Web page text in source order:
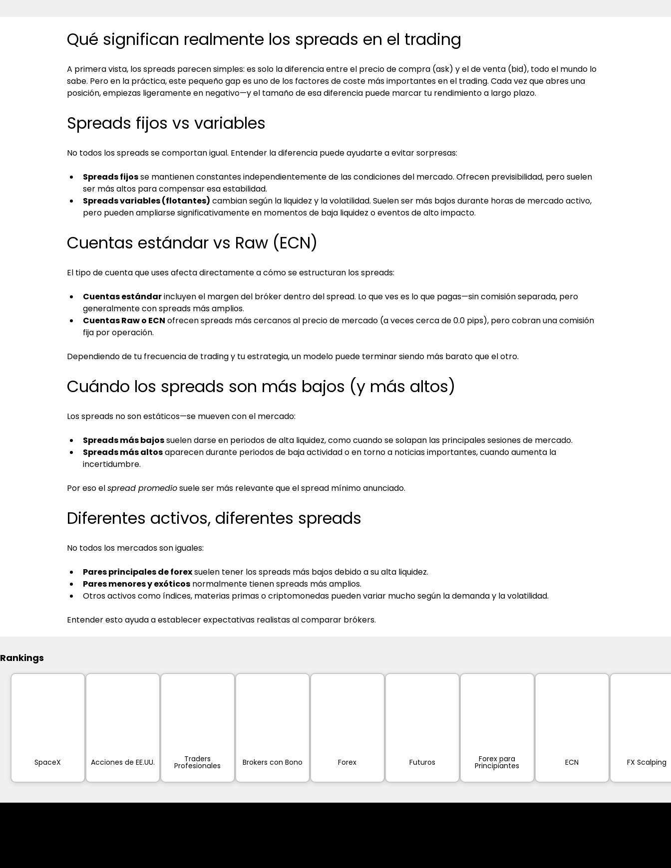
Qué significan realmente los spreads en el trading
A primera vista, los spreads parecen simples: es solo la diferencia entre el precio de compra (ask) y el de venta (bid), todo el mundo lo
sabe. Pero en la práctica, este pequeño gap es uno de los factores de coste más importantes en el trading. Cada vez que abres una
posición, empiezas ligeramente en negativo—y el tamaño de esa diferencia puede marcar tu rendimiento a largo plazo.
Spreads fijos vs variables
No todos los spreads se comportan igual. Entender la diferencia puede ayudarte a evitar sorpresas:
Spreads fijos se mantienen constantes independientemente de las condiciones del mercado. Ofrecen previsibilidad, pero suelen
ser más altos para compensar esa estabilidad.
Spreads variables (flotantes) cambian según la liquidez y la volatilidad. Suelen ser más bajos durante horas de mercado activo,
pero pueden ampliarse significativamente en momentos de baja liquidez o eventos de alto impacto.
Cuentas estándar vs Raw (ECN)
El tipo de cuenta que uses afecta directamente a cómo se estructuran los spreads:
Cuentas estándar incluyen el margen del bróker dentro del spread. Lo que ves es lo que pagas—sin comisión separada, pero
generalmente con spreads más amplios.
Cuentas Raw o ECN ofrecen spreads más cercanos al precio de mercado (a veces cerca de 0.0 pips), pero cobran una comisión
fija por operación.
Dependiendo de tu frecuencia de trading y tu estrategia, un modelo puede terminar siendo más barato que el otro.
Cuándo los spreads son más bajos (y más altos)
Los spreads no son estáticos—se mueven con el mercado:
Spreads más bajos suelen darse en periodos de alta liquidez, como cuando se solapan las principales sesiones de mercado.
Spreads más altos aparecen durante periodos de baja actividad o en torno a noticias importantes, cuando aumenta la
incertidumbre.
Por eso el spread promedio suele ser más relevante que el spread mínimo anunciado.
Diferentes activos, diferentes spreads
No todos los mercados son iguales:
Pares principales de forex suelen tener los spreads más bajos debido a su alta liquidez.
Pares menores y exóticos normalmente tienen spreads más amplios.
Otros activos como índices, materias primas o criptomonedas pueden variar mucho según la demanda y la volatilidad.
Entender esto ayuda a establecer expectativas realistas al comparar brókers.
Rankings
SpaceX Acciones de EE.UU. Traders
Profesionales Brokers con Bono Forex Futuros Forex para
Principiantes ECN FX Scalping